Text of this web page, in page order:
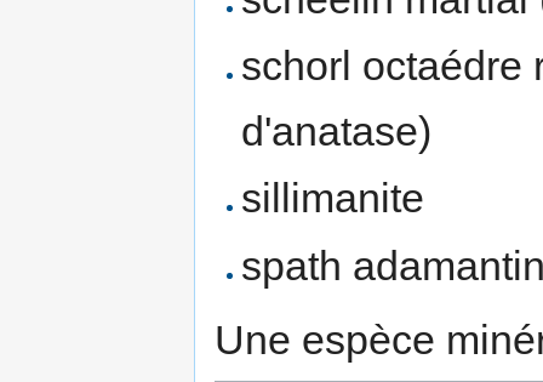
schorl octaédre
d'anatase)
sillimanite
spath
Une espèce